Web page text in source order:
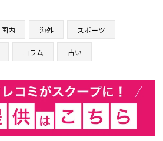
国内 海外 スポーツ
コラム 占い